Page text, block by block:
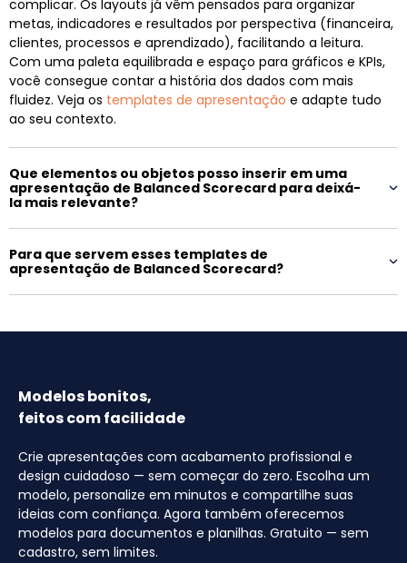
complicar. Os layouts já vêm pensados para organizar
metas, indicadores e resultados por perspectiva (financeira,
clientes, processos e aprendizado), facilitando a leitura.
Com uma paleta equilibrada e espaço para gráficos e KPIs,
você consegue contar a história dos dados com mais
fluidez. Veja os templates de apresentação e adapte tudo
ao seu contexto.
Que elementos ou objetos posso inserir em uma
apresentação de Balanced Scorecard para deixá-
la mais relevante?
Para que servem esses templates de
apresentação de Balanced Scorecard?
Modelos bonitos,
feitos com facilidade
Crie apresentações com acabamento profissional e
design cuidadoso — sem começar do zero. Escolha um
modelo, personalize em minutos e compartilhe suas
ideias com confiança. Agora também oferecemos
modelos para documentos e planilhas. Gratuito — sem
cadastro, sem limites.